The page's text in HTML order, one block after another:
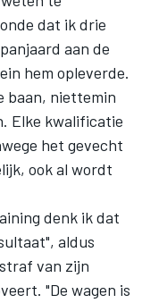
dat ik drie
aan de
hem opleverde.
baan, niettemin
Elke kwalificatie
het gevecht
ook al wordt
denk ik dat
aldus
van zijn
"De wagen is